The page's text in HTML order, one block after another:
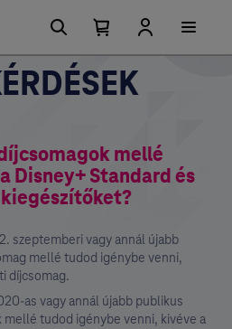
Kosárban
található
elemek
száma
Kosár
mellé
Disney+ Standard és
szeptemberi vagy annál újabb
mellé tudod igénybe venni,
díjcsomag.
as vagy annál újabb publikus
tudod igénybe venni, kivéve a